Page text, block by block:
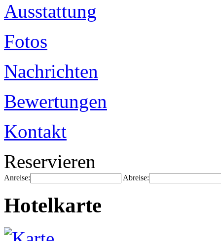
Ausstattung
Fotos
Nachrichten
Bewertungen
Kontakt
Reservieren
Anreise: Abreise:
Hotelkarte